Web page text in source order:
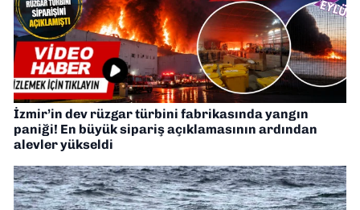
İzmir’in dev rüzgar türbini fabrikasında yangın
paniği! En büyük sipariş açıklamasının ardından
alevler yükseldi